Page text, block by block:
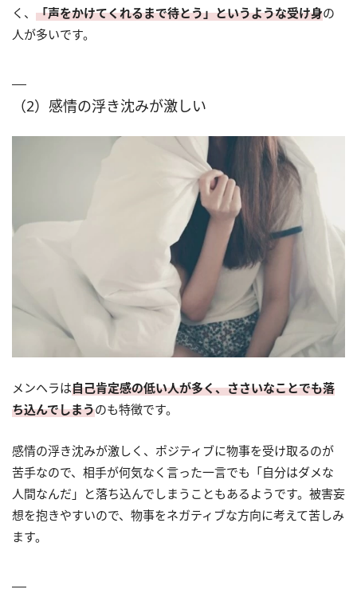
く、 「声をかけてくれるまで待とう」というような受け身の
人が多いです。
（2）感情の浮き沈みが激しい
メンヘラは自己肯定感の低い人が多く、ささいなことでも落
ち込んでしまうのも特徴です。
感情の浮き沈みが激しく、ポジティブに物事を受け取るのが
苦手なので、相手が何気なく言った一言でも「自分はダメな
人間なんだ」と落ち込んでしまうこともあるようです。被害妄
想を抱きやすいので、物事をネガティブな方向に考えて苦しみ
ます。